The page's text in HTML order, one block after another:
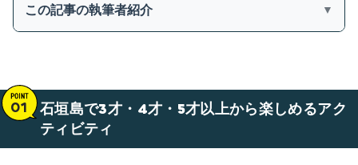
ビティ
①シュノーケリング
④釣り（体験フィッシング）
2 ⑤子供にイチオシのアクティビティ！【5才以上に
おすすめ】
大満喫な内容！プログラム紹介
この記事の執筆者紹介 ▼
石垣島で3才・4才・5才以上から楽しめるアク
ティビティ